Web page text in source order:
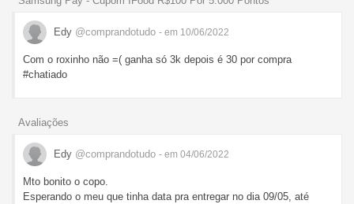
Edy @comprandotudo - em 10/06/2022
Com o roxinho não =( ganha só 3k depois é 30 por compra
#chatiado
Avaliações
Edy @comprandotudo - em 04/06/2022
Mto bonito o copo.
Esperando o meu que tinha data pra entregar no dia 09/05, até